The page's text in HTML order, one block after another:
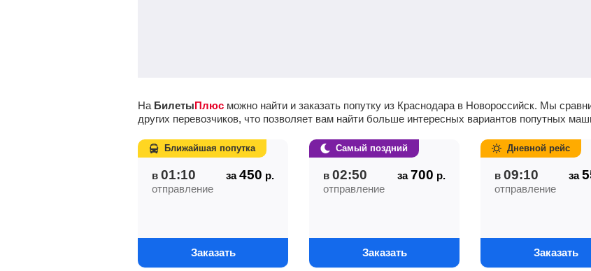
На БилетыПлюс можно найти и заказать попутку из Краснодара в Новороссийск. Мы
других перевозчиков, что позволяет вам найти больше интересных вариантов попутных
в 01:10 за450 р.
отправление
Заказать
Ближайшая попутка
в 02:50 за700 р.
отправление
Заказать
Самый поздний
в 09:10 за
отправление
Заказать
Дневной рейс